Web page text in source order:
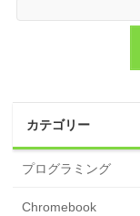
カテゴリー
プログラミング
Chromebook